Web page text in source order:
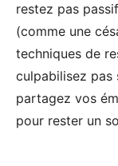
restez pas
(comme une
techniques de
culpabilisez pas
partagez vos
pour rester un